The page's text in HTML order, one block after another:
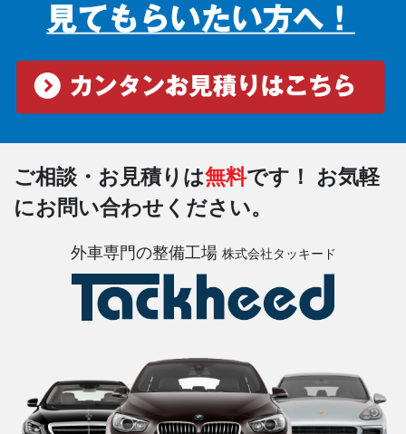
ご相談・お見積りは無料です！
お気軽
にお問い合わせください。
外車専門の整備工場 株式会社タッキード